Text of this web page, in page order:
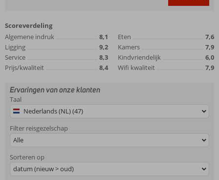
Scoreverdeling
Algemene indruk
8,1
Ligging
9,2
Service
8,3
Prijs/kwaliteit
8,4
Eten
7,6
Kamers
7,9
Kindvriendelijk
6,0
Wifi kwaliteit
7,9
Ervaringen van onze klanten
Taal
Nederlands (NL) (47)
Filter reisgezelschap
Alle
Sorteren op
datum (nieuw > oud)